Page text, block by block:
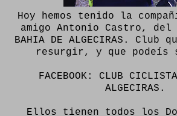
Hoy hemos tenido la
amigo Antonio Castro, del
BAHIA DE ALGECIRAS. Club
resurgir, y que podeís
FACEBOOK: CLUB
ALGECIRAS.
Ellos tienen todos los